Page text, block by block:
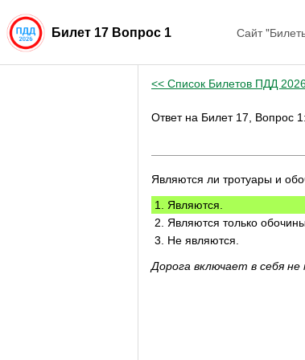
Билет 17 Вопрос 1 Сайт
<< Список Билетов ПДД
Ответ на Билет 17, Вопрос 1:
Являются ли тротуары и
1. Являются.
2. Являются только
3. Не являются.
Дорога включает в себя